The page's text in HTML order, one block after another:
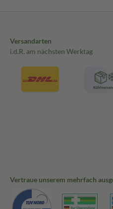
Versandarten
i.d.R. am nächsten Werktag
Vertraue unserem mehrfach